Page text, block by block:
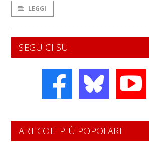
LEGGI
SEGUICI SU
ARTICOLI PIÙ POPOLARI